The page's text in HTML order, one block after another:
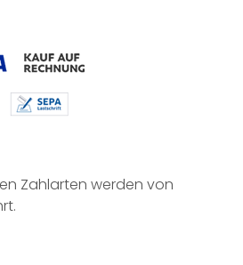
Zahlarten werden von